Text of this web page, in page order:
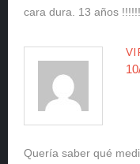
cara dura. 13 años
Quería saber qué